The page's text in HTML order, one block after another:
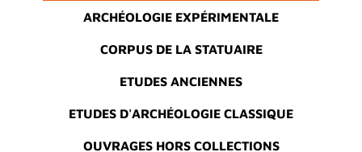
ARCHÉOLOGIE EXPÉRIMENTALE
CORPUS DE LA STATUAIRE
ETUDES ANCIENNES
ETUDES D'ARCHÉOLOGIE CLASSIQUE
OUVRAGES HORS COLLECTIONS